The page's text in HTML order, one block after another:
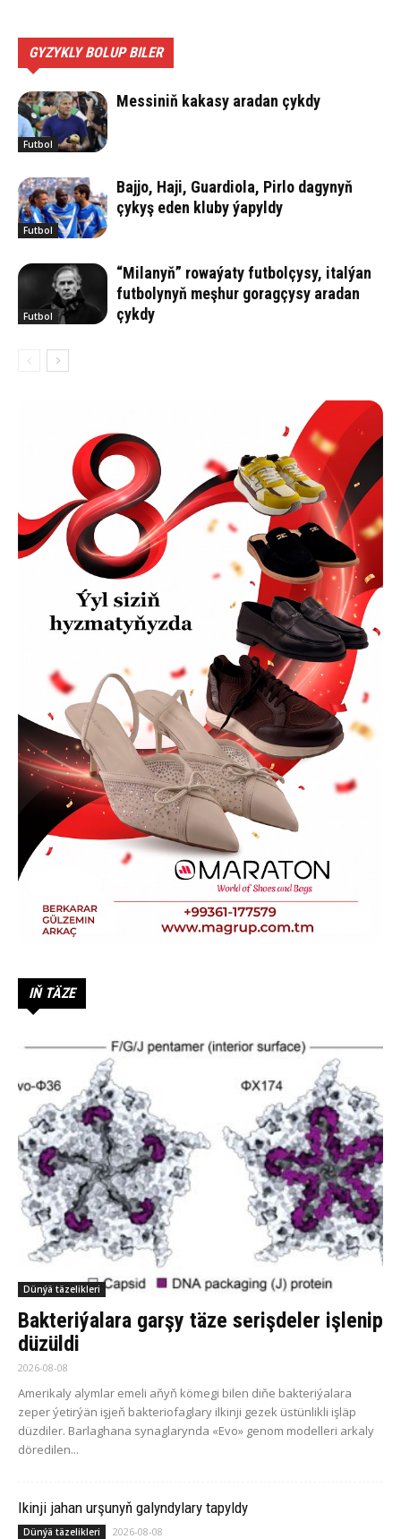
GYZYKLY BOLUP BILER
Futbol
Messiniň kakasy aradan çykdy
Futbol
Bajjo, Haji, Guardiola, Pirlo dagynyň
çykyş eden kluby ýapyldy
Futbol
“Milanyň” rowaýaty futbolçysy, italýan
futbolynyň meşhur goragçysy aradan
çykdy
IŇ TÄZE
Dünýä täzelikleri
Bakteriýalara garşy täze serişdeler işlenip
düzüldi
2026-08-08
Amerikaly alymlar emeli aňyň kömegi bilen diňe bakteriýalara
zeper ýetirýän işjeň bakteriofaglary ilkinji gezek üstünlikli işläp
düzdiler. Barlaghana synaglarynda «Evo» genom modelleri arkaly
döredilen...
Ikinji jahan urşunyň galyndylary tapyldy
Dünýä täzelikleri 2026-08-08